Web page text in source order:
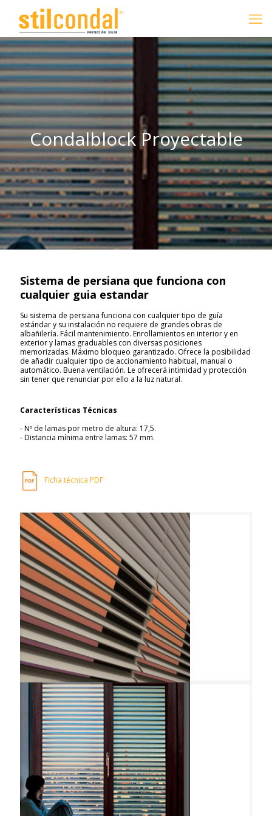
Condalblock Proyectable
Sistema de persiana que funciona con
cualquier guia estandar
Su sistema de persiana funciona con cualquier tipo de guía
estándar y su instalación no requiere de grandes obras de
albañilería. Fácil mantenimiento. Enrollamientos en interior y en
exterior y lamas graduables con diversas posiciones
memorizadas. Máximo bloqueo garantizado. Ofrece la posibilidad
de añadir cualquier tipo de accionamiento habitual, manual o
automático. Buena ventilación. Le ofrecerá intimidad y protección
sin tener que renunciar por ello a la luz natural.
Características Técnicas
- Nº de lamas por metro de altura: 17,5.
- Distancia mínima entre lamas: 57 mm.
Ficha técnica PDF